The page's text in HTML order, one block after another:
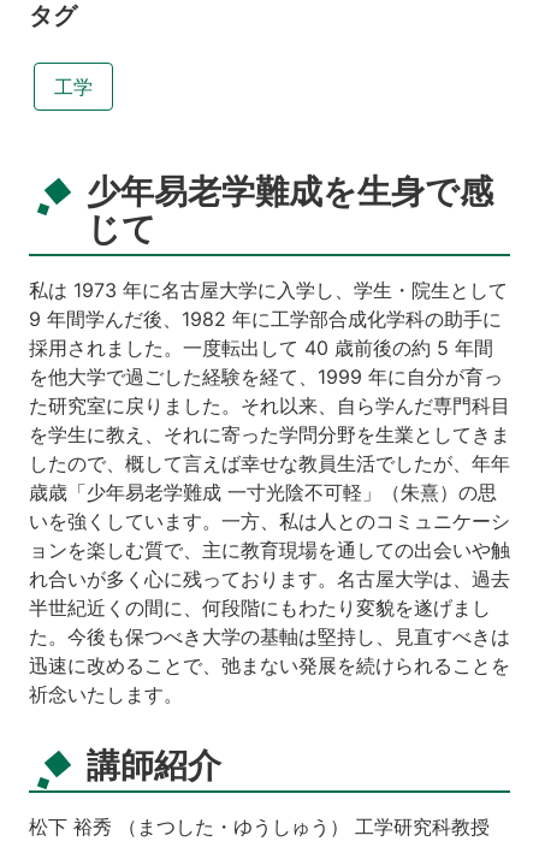
タグ
工学
少年易老学難成を生身で感
じて
私は 1973 年に名古屋大学に入学し、学生・院生として
9 年間学んだ後、1982 年に工学部合成化学科の助手に
採用されました。一度転出して 40 歳前後の約 5 年間
を他大学で過ごした経験を経て、1999 年に自分が育っ
た研究室に戻りました。それ以来、自ら学んだ専門科目
を学生に教え、それに寄った学問分野を生業としてきま
したので、概して言えば幸せな教員生活でしたが、年年
歳歳「少年易老学難成 一寸光陰不可軽」（朱熹）の思
いを強くしています。一方、私は人とのコミュニケーシ
ョンを楽しむ質で、主に教育現場を通しての出会いや触
れ合いが多く心に残っております。名古屋大学は、過去
半世紀近くの間に、何段階にもわたり変貌を遂げまし
た。今後も保つべき大学の基軸は堅持し、見直すべきは
迅速に改めることで、弛まない発展を続けられることを
祈念いたします。
講師紹介
松下 裕秀 （まつした・ゆうしゅう） 工学研究科教授